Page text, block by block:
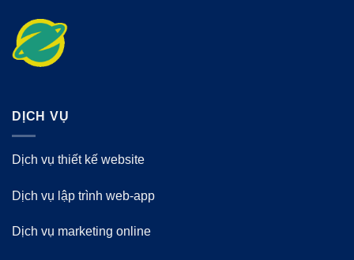
DỊCH VỤ
Dịch vụ thiết kế website
Dịch vụ lập trình web-app
Dịch vụ marketing online